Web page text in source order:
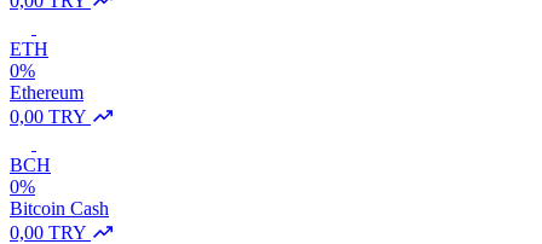
ETH
0%
Ethereum
0,00 TRY
BCH
0%
Bitcoin Cash
0,00 TRY